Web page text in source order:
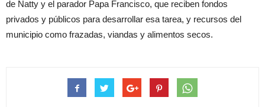
de Natty y el parador Papa Francisco, que reciben fondos
privados y públicos para desarrollar esa tarea, y recursos del
municipio como frazadas, viandas y alimentos secos.